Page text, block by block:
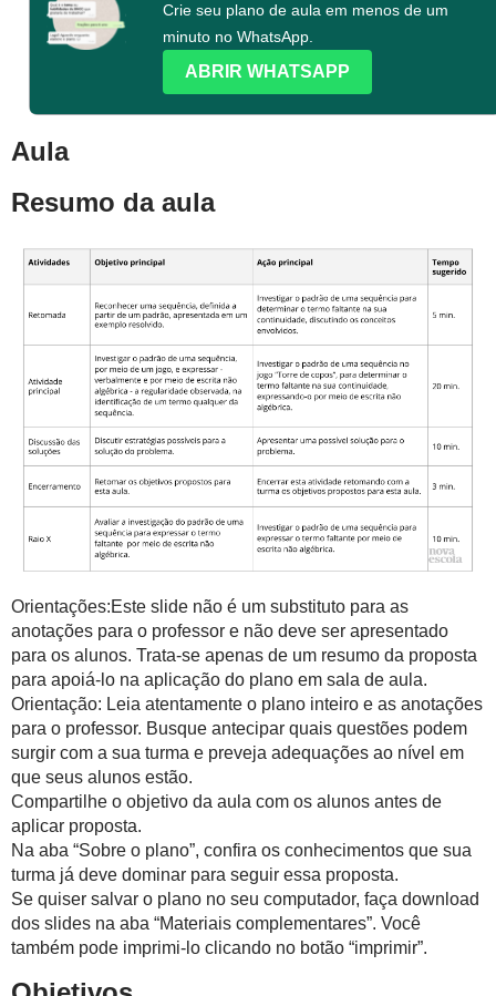
Crie seu plano de aula em menos de um
minuto no WhatsApp.
ABRIR WHATSAPP
Aula
Resumo da aula
Orientações:Este slide não é um substituto para as
anotações para o professor e não deve ser apresentado
para os alunos. Trata-se apenas de um resumo da proposta
para apoiá-lo na aplicação do plano em sala de aula.
Orientação: Leia atentamente o plano inteiro e as anotações
para o professor. Busque antecipar quais questões podem
surgir com a sua turma e preveja adequações ao nível em
que seus alunos estão.
Compartilhe o objetivo da aula com os alunos antes de
aplicar proposta.
Na aba “Sobre o plano”, confira os conhecimentos que sua
turma já deve dominar para seguir essa proposta.
Se quiser salvar o plano no seu computador, faça download
dos slides na aba “Materiais complementares”. Você
também pode imprimi-lo clicando no botão “imprimir”.